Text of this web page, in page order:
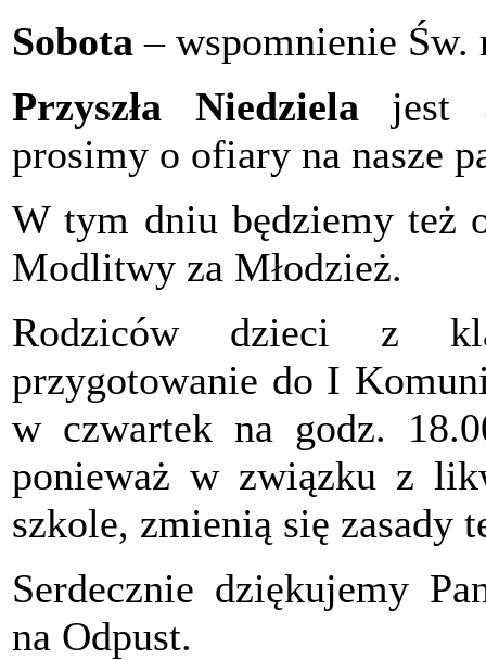
Sobota – wspomnienie
Przyszła Niedzielajest
prosimy o ofiary na nasze
W tym dniu będziemy też
Modlitwy za Młodzież.
Rodziców dzieci z
przygotowanie do I
w czwartek na godz.
ponieważ w związku z
szkole, zmienią się zasady
Serdecznie dziękujemy
na Odpust.